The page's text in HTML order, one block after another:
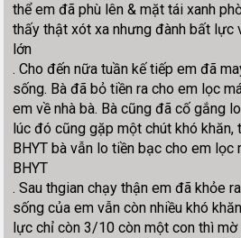
thể em đã phù lên & mặt tái xanh
thấy thật xót xa nhưng đành bất lực
lớn
. Cho đến nữa tuần kế tiếp em đã
sống. Bà đã bỏ tiền ra cho em lọc
em về nhà bà. Bà cũng đã cố gắng
lúc đó cũng gặp một chút khó khăn,
BHYT bà vẫn lo tiền bạc cho em lọc
BHYT
. Sau thgian chạy thận em đã khỏe
sống của em vẫn còn nhiều khó
lực chỉ còn 3/10 còn một con thì